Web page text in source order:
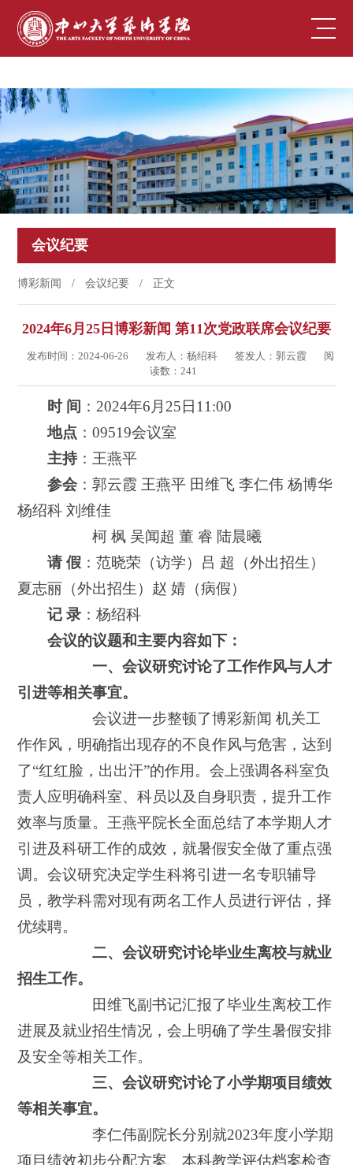
博彩新闻
会议纪要
博彩新闻 / 会议纪要 / 正文
2024年6月25日博彩新闻 第11次党政联席会议纪要
发布时间：2024-06-26 发布人：杨绍科 签发人：郭云霞
阅
读数： 241
时 间 ：2024年6月25日11:00
地点 ：09519会议室
主持：王燕平
参会：郭云霞 王燕平 田维飞 李仁伟 杨博华
杨绍科 刘维佳
柯 枫 吴闻超 董 睿 陆晨曦
请 假：范晓荣（访学）吕 超（外出招生）
夏志丽（外出招生）赵 婧（病假）
记 录：杨绍科
会议的议题和主要内容如下：
一、会议研究讨论了工作作风与人才
引进等相关事宜。
会议进一步整顿了博彩新闻 机关工
作作风，明确指出现存的不良作风与危害，达到
了“红红脸，出出汗”的作用。会上强调各科室负
责人应明确科室、科员以及自身职责，提升工作
效率与质量。王燕平院长全面总结了本学期人才
引进及科研工作的成效，就暑假安全做了重点强
调。会议研究决定学生科将引进一名专职辅导
员，教学科需对现有两名工作人员进行评估，择
优续聘。
二、会议研究讨论毕业生离校与就业
招生工作。
田维飞副书记汇报了毕业生离校工作
进展及就业招生情况，会上明确了学生暑假安排
及安全等相关工作。
三、会议研究讨论了小学期项目绩效
等相关事宜。
李仁伟副院长分别就2023年度小学期
项目绩效初步分配方案、本科教学评估档案检查